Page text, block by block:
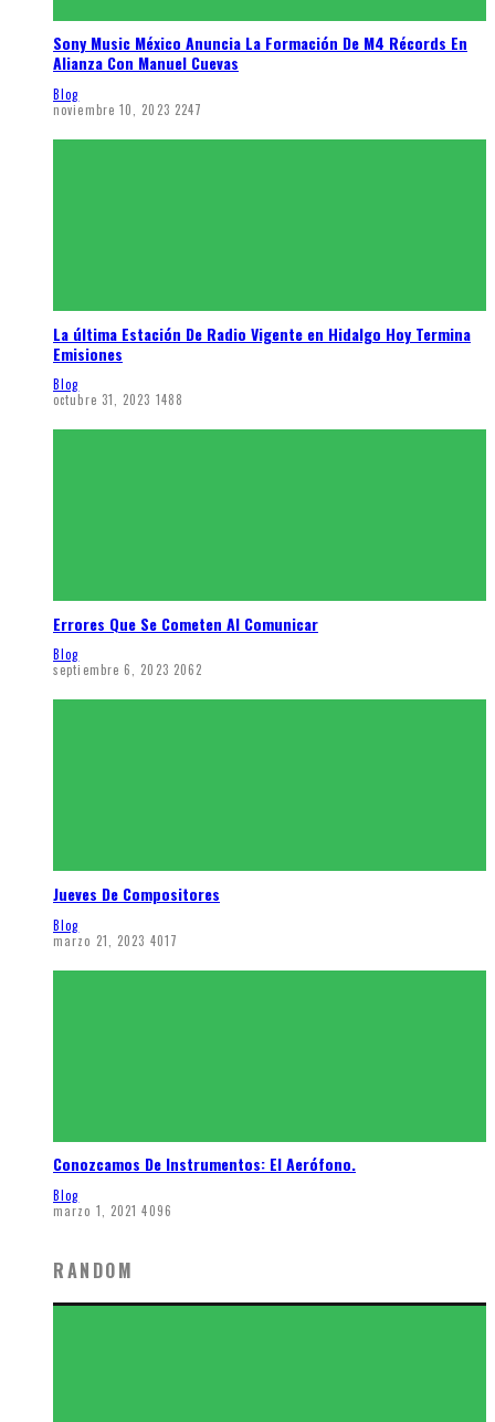
Sony Music México Anuncia La Formación De M4 Récords En
Alianza Con Manuel Cuevas
Blog
noviembre 10, 2023 2247
La última Estación De Radio Vigente en Hidalgo Hoy Termina
Emisiones
Blog
octubre 31, 2023 1488
Errores Que Se Cometen Al Comunicar
Blog
septiembre 6, 2023 2062
Jueves De Compositores
Blog
marzo 21, 2023 4017
Conozcamos De Instrumentos: El Aerófono.
Blog
marzo 1, 2021 4096
RANDOM